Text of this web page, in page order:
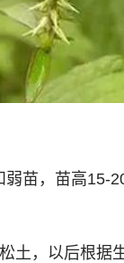
苗，苗高15-
土，以后根据